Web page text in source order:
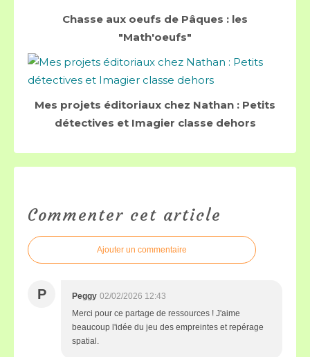
Chasse aux oeufs de Pâques : les
"Math'oeufs"
Mes projets éditoriaux chez Nathan : Petits
détectives et Imagier classe dehors
Commenter cet article
Ajouter un commentaire
P Peggy 02/02/2026 12:43
Merci pour ce partage de ressources ! J'aime
beaucoup l'idée du jeu des empreintes et repérage
spatial.